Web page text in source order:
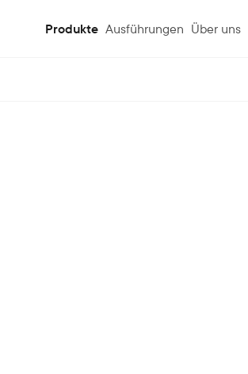
Produkte Ausführungen Über uns